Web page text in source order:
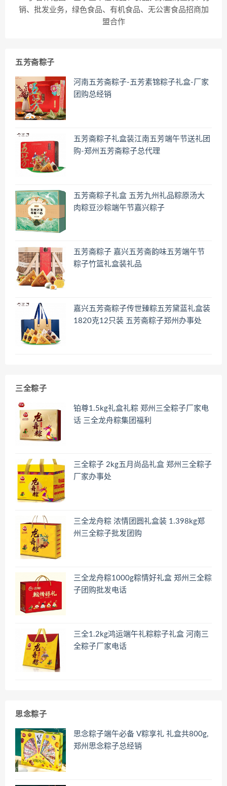
销、批发业务，绿色食品、有机食品、无公害食品招商加
盟合作
五芳斋粽子
河南五芳斋粽子-五芳素锦粽子礼盒-厂家
团购总经销
五芳斋粽子礼盒装江南五芳端午节送礼团
购-郑州五芳斋粽子总代理
五芳斋粽子礼盒 五芳九州礼品粽原汤大
肉粽豆沙粽端午节嘉兴粽子
五芳斋粽子 嘉兴五芳斋韵味五芳端午节
粽子竹篮礼盒装礼品
嘉兴五芳斋粽子传世臻粽五芳黛蓝礼盒装
1820克12只装 五芳斋粽子郑州办事处
三全粽子
铂尊1.5kg礼盒礼粽 郑州三全粽子厂家电
话 三全龙舟粽集团福利
三全粽子 2kg五月尚品礼盒 郑州三全粽子
厂家办事处
三全龙舟粽 浓情团圆礼盒装 1.398kg郑
州三全粽子批发团购
三全龙舟粽1000g粽情好礼盒 郑州三全粽
子团购批发电话
三全1.2kg鸿运端午礼粽粽子礼盒 河南三
全粽子厂家电话
思念粽子
思念粽子端午必备 V粽享礼 礼盒共800g,
郑州思念粽子总经销